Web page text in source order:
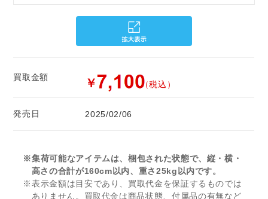
買取金額 ￥ （税込）
発売日 2025/02/06
※集荷可能なアイテムは、梱包された状態で、縦・横・
高さの合計が160cm以内、重さ25kg以内です。
※表示金額は目安であり、買取代金を保証するものでは
ありません。買取代金は商品状態、付属品の有無など